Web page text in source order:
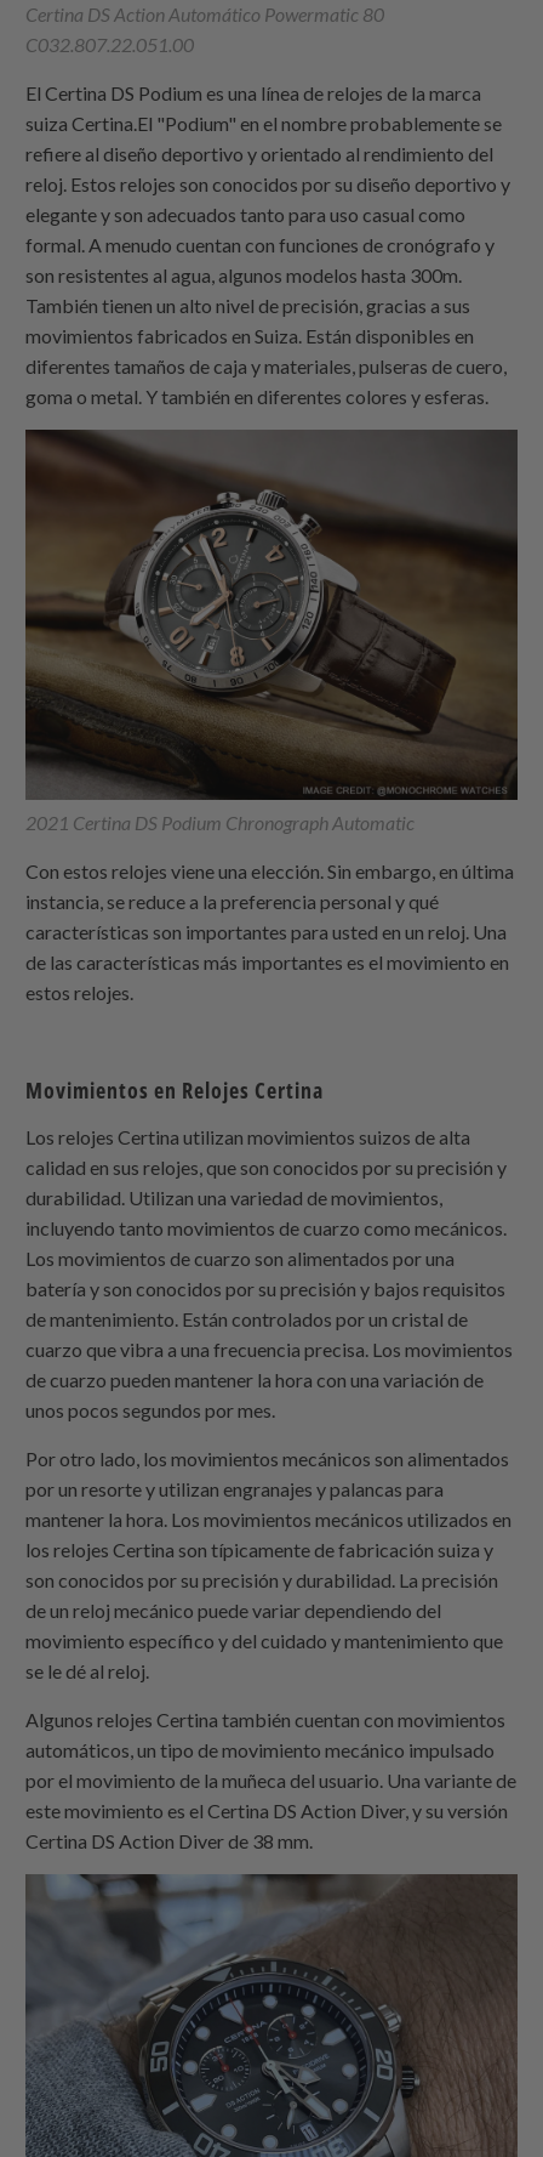
Certina DS Action Automático Powermatic 80
C032.807.22.051.00
El Certina DS Podium es una línea de relojes de la marca
suiza Certina.El "Podium" en el nombre probablemente se
refiere al diseño deportivo y orientado al rendimiento del
reloj. Estos relojes son conocidos por su diseño deportivo y
elegante y son adecuados tanto para uso casual como
formal. A menudo cuentan con funciones de cronógrafo y
son resistentes al agua, algunos modelos hasta 300m.
También tienen un alto nivel de precisión, gracias a sus
movimientos fabricados en Suiza. Están disponibles en
diferentes tamaños de caja y materiales, pulseras de cuero,
goma o metal. Y también en diferentes colores y esferas.
2021 Certina DS Podium Chronograph Automatic
Con estos relojes viene una elección. Sin embargo, en última
instancia, se reduce a la preferencia personal y qué
características son importantes para usted en un reloj. Una
de las características más importantes es el movimiento en
estos relojes.
Movimientos en Relojes Certina
Los relojes Certina utilizan movimientos suizos de alta
calidad en sus relojes, que son conocidos por su precisión y
durabilidad. Utilizan una variedad de movimientos,
incluyendo tanto movimientos de cuarzo como mecánicos.
Los movimientos de cuarzo son alimentados por una
batería y son conocidos por su precisión y bajos requisitos
de mantenimiento. Están controlados por un cristal de
cuarzo que vibra a una frecuencia precisa. Los movimientos
de cuarzo pueden mantener la hora con una variación de
unos pocos segundos por mes.
Por otro lado, los movimientos mecánicos son alimentados
por un resorte y utilizan engranajes y palancas para
mantener la hora. Los movimientos mecánicos utilizados en
los relojes Certina son típicamente de fabricación suiza y
son conocidos por su precisión y durabilidad. La precisión
de un reloj mecánico puede variar dependiendo del
movimiento específico y del cuidado y mantenimiento que
se le dé al reloj.
Algunos relojes Certina también cuentan con movimientos
automáticos, un tipo de movimiento mecánico impulsado
por el movimiento de la muñeca del usuario. Una variante de
este movimiento es el Certina DS Action Diver, y su versión
Certina DS Action Diver de 38 mm.